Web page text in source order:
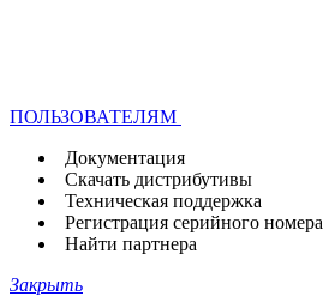
ПОЛЬЗОВАТЕЛЯМ
Документация
Скачать дистрибутивы
Техническая поддержка
Регистрация серийного номера
Найти партнера
Закрыть